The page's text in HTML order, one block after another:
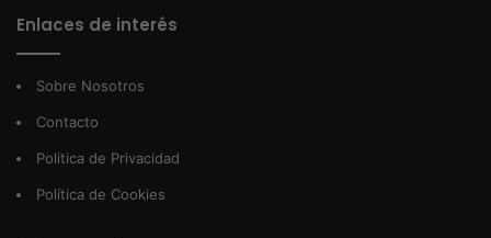
Enlaces de interés
Sobre Nosotros
Contacto
Política de Privacidad
Política de Cookies